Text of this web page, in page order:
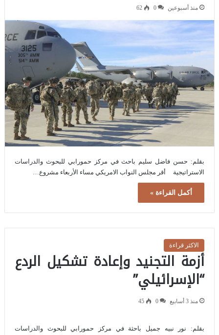
منذ أسبوعين 0
62
بقلم: حسن فاضل سليم باحث في مركز حمورابي للبحوث والدراسات
الاستراتيجية أقر مجلس النواب الامريكي مساء الأربعاء مشروع…
أكمل القراءة »
الاكثر قراءة
أزمة التجنيد وإعادة تشكيل الردع
“الإسرائيلي”
منذ 3 أسابيع 0
45
بقلم: نور نبيه جميل باحثة في مركز حمورابي للبحوث والدراسات